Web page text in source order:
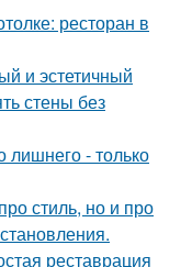
ресторан в
и эстетичный
стены без
лишнего - только
стиль, но и про
реставрация